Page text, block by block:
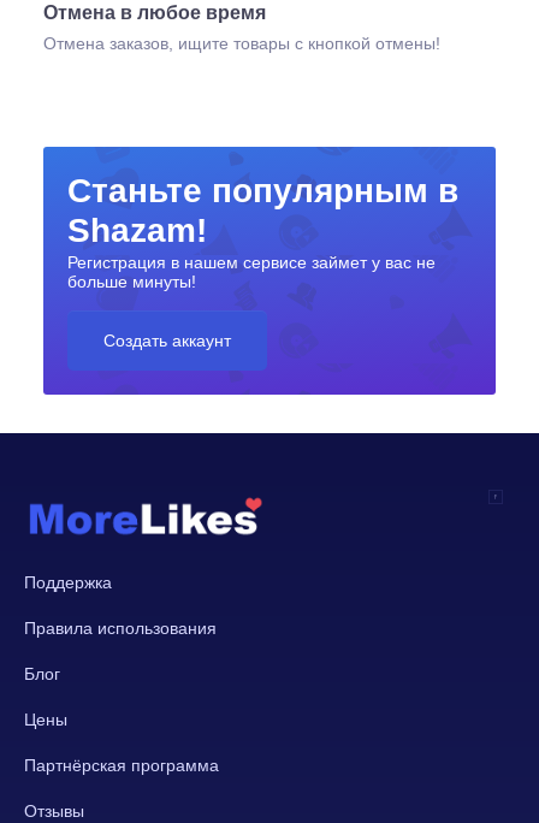
Отмена в любое время
Отмена заказов, ищите товары с кнопкой отмены!
Станьте популярным в
Shazam!
Регистрация в нашем сервисе займет у вас не
больше минуты!
Создать аккаунт
Поддержка
Правила использования
Блог
Цены
Партнёрская программа
Отзывы